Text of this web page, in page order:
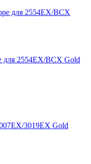
для 2554EX/BCX Gold